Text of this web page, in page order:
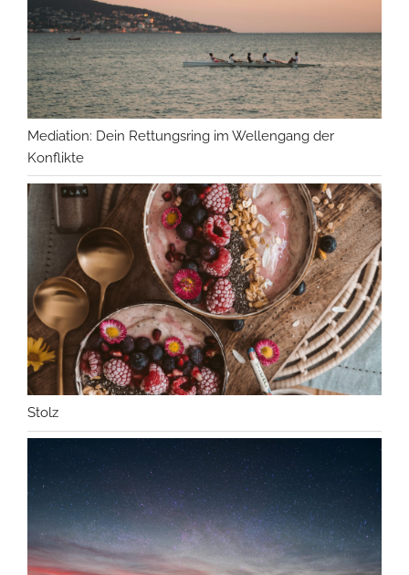
Mediation: Dein Rettungsring im Wellengang der
Konflikte
Stolz